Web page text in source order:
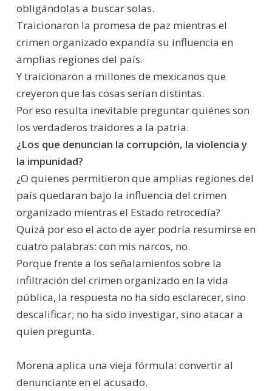
obligándolas a buscar solas.
Traicionaron la promesa de paz mientras el
crimen organizado expandía su influencia en
amplias regiones del país.
Y traicionaron a millones de mexicanos que
creyeron que las cosas serían distintas.
Por eso resulta inevitable preguntar quiénes son
los verdaderos traidores a la patria.
¿Los que denuncian la corrupción, la violencia y
la impunidad?
¿O quienes permitieron que amplias regiones del
país quedaran bajo la influencia del crimen
organizado mientras el Estado retrocedía?
Quizá por eso el acto de ayer podría resumirse en
cuatro palabras: con mis narcos, no.
Porque frente a los señalamientos sobre la
infiltración del crimen organizado en la vida
pública, la respuesta no ha sido esclarecer, sino
descalificar; no ha sido investigar, sino atacar a
quien pregunta.
Morena aplica una vieja fórmula: convertir al
denunciante en el acusado.